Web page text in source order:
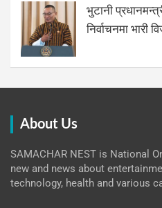
भुटानी
निर्वाचनमा भारी
About Us
SAMACHAR NEST is National
new and news about
technology, health and various